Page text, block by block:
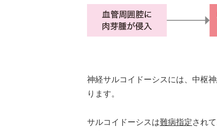
神経サルコイドーシスには、中枢
ります。
サルコイドーシスは難病指定され